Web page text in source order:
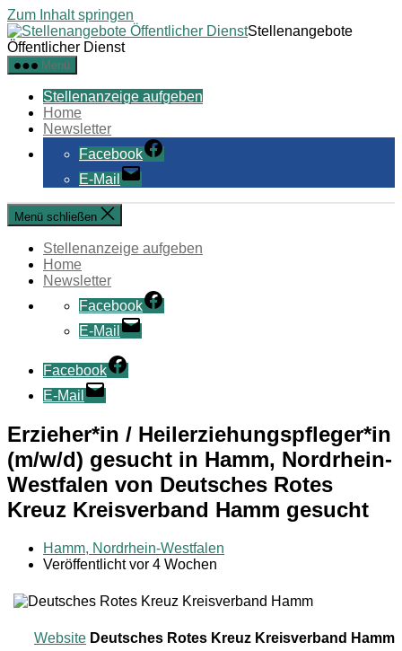
Zum Inhalt springen
Stellenangebote
Öffentlicher Dienst
Menü
Stellenanzeige aufgeben
Home
Newsletter
Facebook
E-Mail
Menü schließen
Stellenanzeige aufgeben
Home
Newsletter
Facebook
E-Mail
Facebook
E-Mail
Erzieher*in / Heilerziehungspfleger*in
(m/w/d) gesucht in Hamm, Nordrhein-
Westfalen von Deutsches Rotes
Kreuz Kreisverband Hamm gesucht
Hamm, Nordrhein-Westfalen
Veröffentlicht vor 4 Wochen
Website Deutsches Rotes Kreuz Kreisverband Hamm